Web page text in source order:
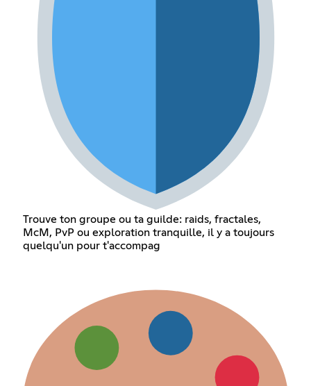
Trouve ton groupe ou ta guilde: raids, fractales,
McM, PvP ou exploration tranquille, il y a toujours
quelqu'un pour t'accompag